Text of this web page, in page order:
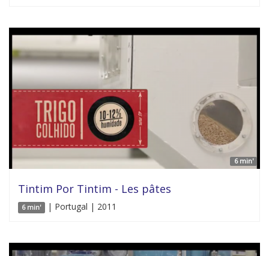
6 min'
Tintim Por Tintim - Les pâtes
6 min' | Portugal | 2011